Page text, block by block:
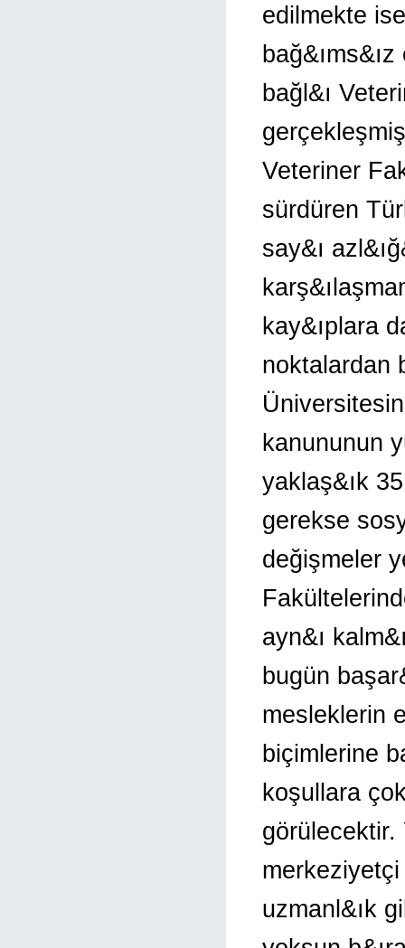
edilmekte
bağl&ı
Veteriner
sürdüren
say&ı
kay&ıplara
noktalardan
kanununun
yaklaş&ık
gerekse
değişmeler
ayn&ı
bugün
mesleklerin
biçimlerine
koşullara
görülecektir.
merkeziyetçi
uzmanl&ık